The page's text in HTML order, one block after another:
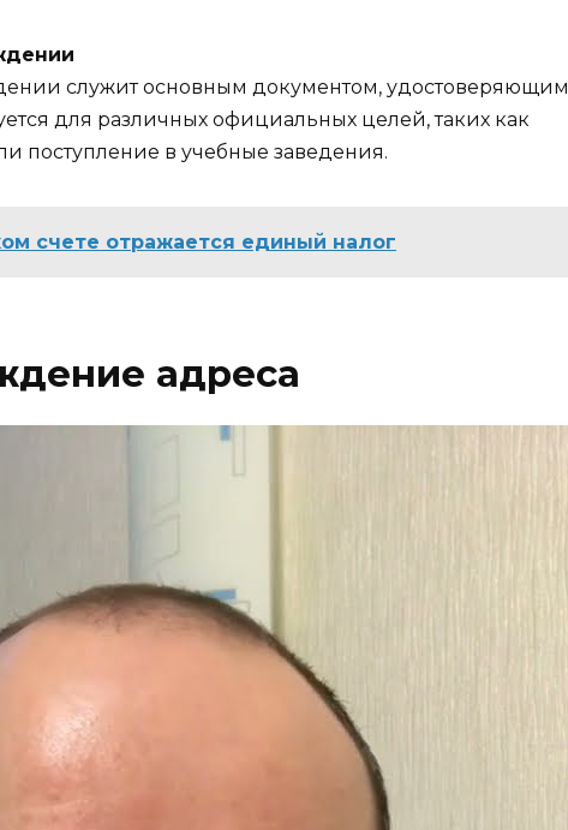
служит основным документом, удостоверяющим
для различных официальных целей, таких как
поступление в учебные заведения.
счете отражается единый налог
адреса